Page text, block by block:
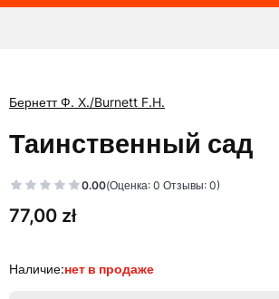
Бернетт Ф. Х./Burnett F.H.
Таинственный сад
0.00(Оценка: 0 Отзывы: 0)
Цена
77,00 zł
Наличие:нет в продаже